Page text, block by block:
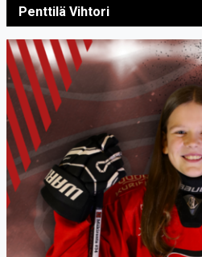
Penttilä Vihtori